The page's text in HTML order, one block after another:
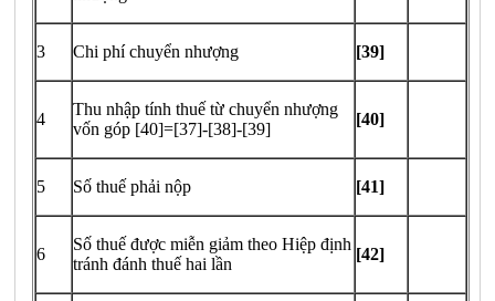
3 Chi phí chuyển nhượng [39]
4
Thu nhập tính thuế từ chuyển nhượng
vốn góp [40]=[37]-[38]-[39]
[40]
5 Số thuế phải nộp [41]
6
Số thuế được miễn giảm theo Hiệp định
tránh đánh thuế hai lần
[42]